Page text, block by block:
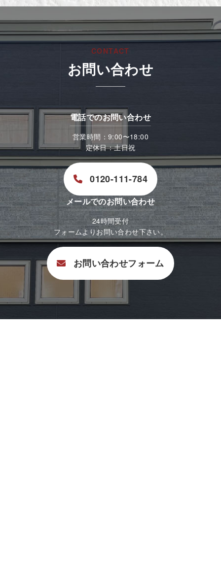
CONTACT
お問い合わせ
電話でのお問い合わせ
営業時間：9:00〜18:00
定休日：土日祝
0120-111-784
メールでのお問い合わせ
24時間受付
フォームよりお問い合わせ下さい。
お問い合わせフォーム